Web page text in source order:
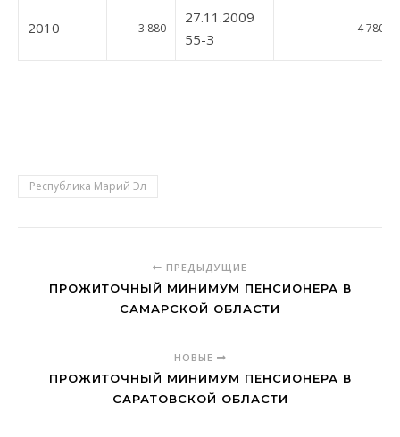
2010 3 880
27.11.2009
55-З
4 780
Республика Марий Эл
ПРЕДЫДУЩИЕ
ПРОЖИТОЧНЫЙ МИНИМУМ ПЕНСИОНЕРА В
САМАРСКОЙ ОБЛАСТИ
НОВЫЕ
ПРОЖИТОЧНЫЙ МИНИМУМ ПЕНСИОНЕРА В
САРАТОВСКОЙ ОБЛАСТИ